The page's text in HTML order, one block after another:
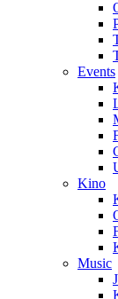
Events
Kino
Music